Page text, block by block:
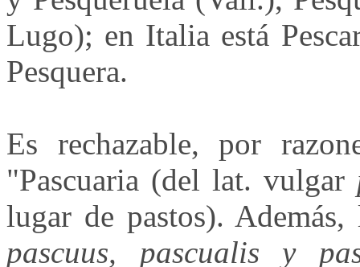
Lugo); en Italia está
Pesquera.
Es rechazable, por
"Pascuaria (del lat. vulgar
lugar de pastos).
pascuus, pascualis y